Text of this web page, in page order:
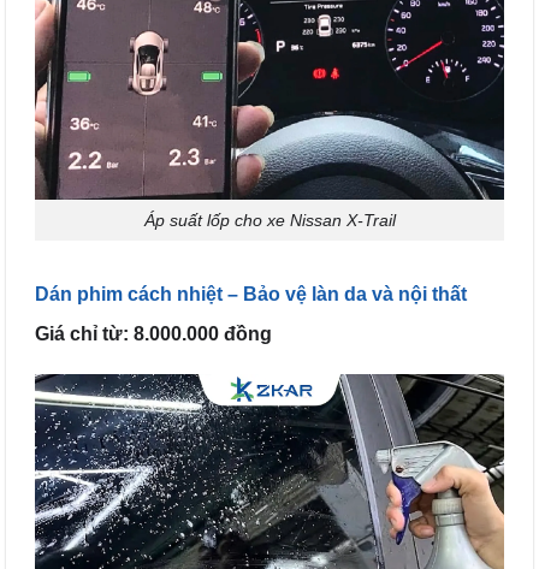
Áp suất lốp cho xe Nissan X-Trail
Dán phim cách nhiệt – Bảo vệ làn da và nội thất
Giá chỉ từ: 8.000.000 đồng